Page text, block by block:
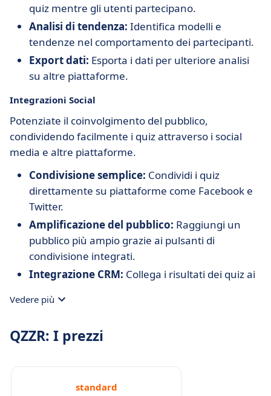
quiz mentre gli utenti partecipano.
Analisi di tendenza: Identifica modelli e
tendenze nel comportamento dei partecipanti.
Export dati: Esporta i dati per ulteriore analisi
su altre piattaforme.
Integrazioni Social
Potenziate il coinvolgimento del pubblico,
condividendo facilmente i quiz attraverso i social
media e altre piattaforme.
Condivisione semplice: Condividi i quiz
direttamente su piattaforme come Facebook e
Twitter.
Amplificazione del pubblico: Raggiungi un
pubblico più ampio grazie ai pulsanti di
condivisione integrati.
Integrazione CRM: Collega i risultati dei quiz ai
clienti.
Vedere più
QZZR: I prezzi
standard